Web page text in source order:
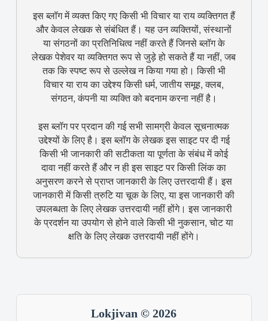
इस ब्लॉग में व्यक्त किए गए किसी भी विचार या राय व्यक्तिगत हैं
और केवल लेखक से संबंधित हैं। यह उन व्यक्तियों, संस्थानों
या संगठनों का प्रतिनिधित्व नहीं करते हैं जिनसे ब्लॉग के
लेखक पेशेवर या व्यक्तिगत रूप से जुड़े हो सकते हैं या नहीं, जब
तक कि स्पष्ट रूप से उल्लेख न किया गया हो। किसी भी
विचार या राय का उद्देश्य किसी धर्म, जातीय समूह, क्लब,
संगठन, कंपनी या व्यक्ति को बदनाम करना नहीं है।
इस ब्लॉग पर प्रदान की गई सभी सामग्री केवल सूचनात्मक
उद्देश्यों के लिए है। इस ब्लॉग के लेखक इस साइट पर दी गई
किसी भी जानकारी की सटीकता या पूर्णता के संबंध में कोई
दावा नहीं करते हैं और न ही इस साइट पर किसी लिंक का
अनुसरण करने से प्राप्त जानकारी के लिए उत्तरदायी हैं। इस
जानकारी में किसी त्रुटि या चूक के लिए, या इस जानकारी की
उपलब्धता के लिए लेखक उत्तरदायी नहीं होंगे। इस जानकारी
के प्रदर्शन या उपयोग से होने वाले किसी भी नुकसान, चोट या
क्षति के लिए लेखक उत्तरदायी नहीं होंगे।
Lokjivan © 2026